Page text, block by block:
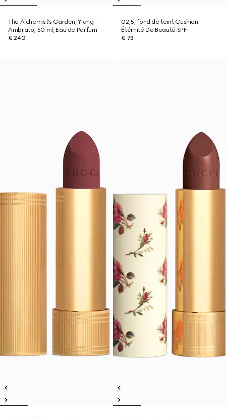
The Alchemist’s Garden, Ylang
Ambrato, 50 ml, Eau de Parfum
€ 240
02,5, fond de teint Cushion
Étérnité De Beauté SPF
€ 73